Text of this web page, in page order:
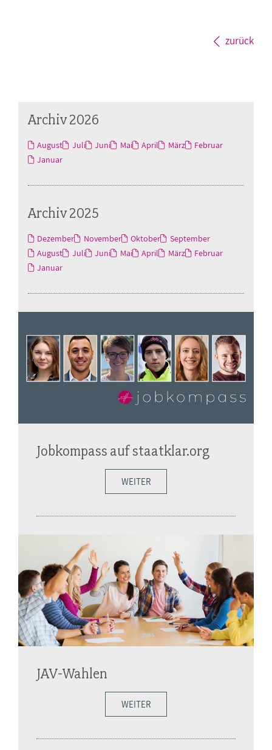
zurück
Archiv 2026
August Juli Juni Mai April März
Februar
Januar
Archiv 2025
Dezember November Oktober
September
August
Juli Juni Mai April März
Februar
Januar
Jobkompass auf staatklar.org
WEITER
JAV-Wahlen
WEITER